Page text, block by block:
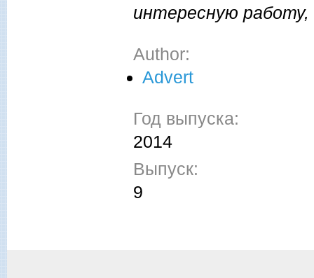
интересную
Author:
Advert
Год выпуска:
2014
Выпуск:
9